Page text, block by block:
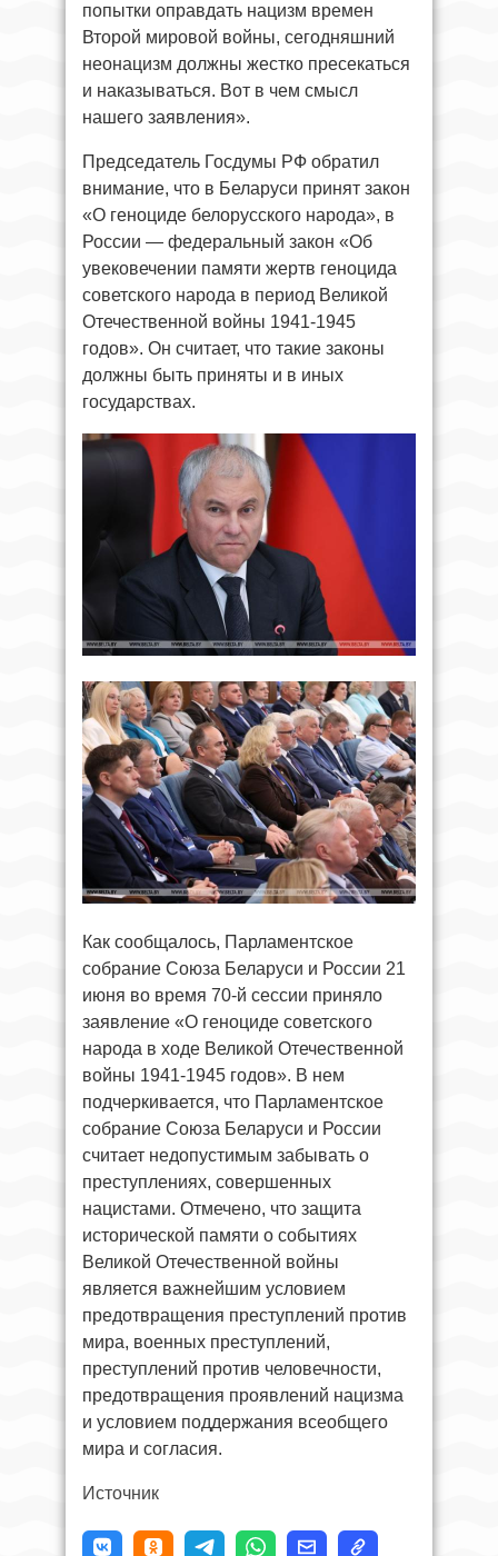
попытки оправдать нацизм времен
Второй мировой войны, сегодняшний
неонацизм должны жестко пресекаться
и наказываться. Вот в чем смысл
нашего заявления».
Председатель Госдумы РФ обратил
внимание, что в Беларуси принят закон
«О геноциде белорусского народа», в
России — федеральный закон «Об
увековечении памяти жертв геноцида
советского народа в период Великой
Отечественной войны 1941-1945
годов». Он считает, что такие законы
должны быть приняты и в иных
государствах.
Как сообщалось, Парламентское
собрание Союза Беларуси и России 21
июня во время 70-й сессии приняло
заявление «О геноциде советского
народа в ходе Великой Отечественной
войны 1941-1945 годов». В нем
подчеркивается, что Парламентское
собрание Союза Беларуси и России
считает недопустимым забывать о
преступлениях, совершенных
нацистами. Отмечено, что защита
исторической памяти о событиях
Великой Отечественной войны
является важнейшим условием
предотвращения преступлений против
мира, военных преступлений,
преступлений против человечности,
предотвращения проявлений нацизма
и условием поддержания всеобщего
мира и согласия.
Источник